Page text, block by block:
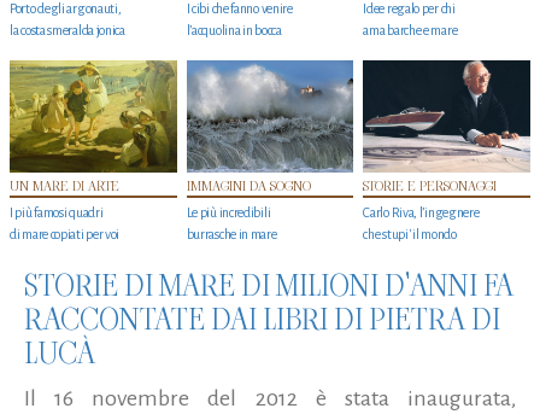
Porto degli argonauti,
la costa smeralda jonica
I cibi che fanno venire
l’acquolina in bocca
Idee regalo per chi
ama barche e mare
UN MARE DI ARTE
I più famosi quadri
di mare copiati per voi
IMMAGINI DA SOGNO
Le più incredibili
burrasche in mare
STORIE E PERSONAGGI
Carlo Riva, l’ingegnere
che stupi' il mondo
STORIE DI MARE DI MILIONI D'ANNI FA
RACCONTATE DAI LIBRI DI PIETRA DI
LUCÀ
Il 16 novembre del 2012 è stata inaugurata,